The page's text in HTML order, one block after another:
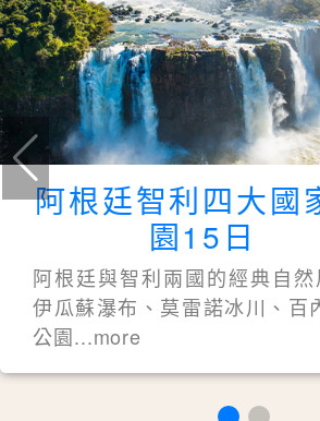
阿根廷智利四大國
園15日
阿根廷與智利兩國的經典自然
伊瓜蘇瀑布、莫雷諾冰川、百
公園...more